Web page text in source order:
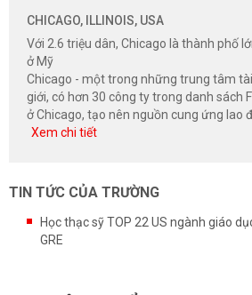
CHICAGO, ILLINOIS, USA
Với 2.6 triệu dân, Chicago là thành phố
ở Mỹ
Chicago - một trong những trung tâm
giới, có hơn 30 công ty trong danh sách
ở Chicago, tạo nên nguồn cung ứng lao
Xem chi tiết
TIN TỨC CỦA TRƯỜNG
Học thạc sỹ TOP 22 US ngành giáo
GRE